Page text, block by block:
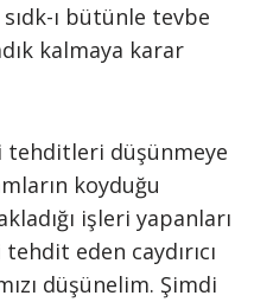
ı bütünle tevbe
kalmaya karar
tehditleri düşünmeye
koyduğu
işleri yapanları
eden caydırıcı
düşünelim. Şimdi